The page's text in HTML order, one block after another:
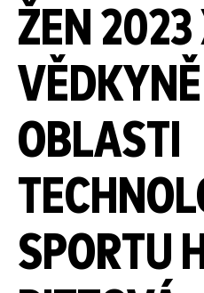
ŽEN 2023
OBLASTI
SPORTU